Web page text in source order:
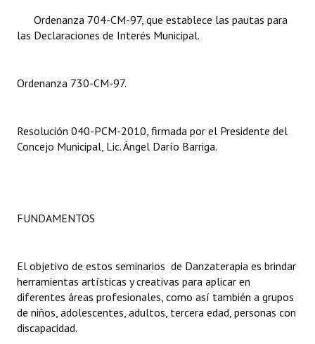
DOCUMENTOS
Actas de Sesión
NORMATIVA
Comunicaciones
Declaraciones
Ordenanza 704-CM-97, que establece las pautas para
las Declaraciones de Interés Municipal.
Ordenanza 730-CM-97.
Resolución 040-PCM-2010, firmada por el Presidente del
Concejo Municipal, Lic. Ángel Darío Barriga.
FUNDAMENTOS
El objetivo de estos seminarios de Danzaterapia es brindar
herramientas artísticas y creativas para aplicar en
diferentes áreas profesionales, como así también a grupos
de niños, adolescentes, adultos, tercera edad, personas con
discapacidad.